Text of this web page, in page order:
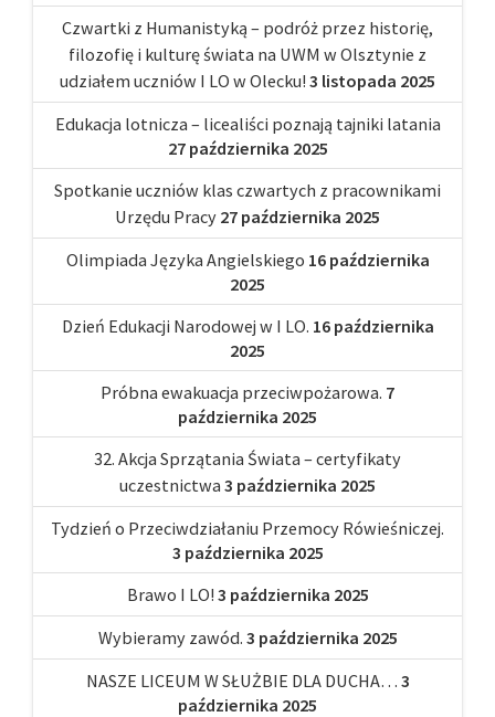
Czwartki z Humanistyką – podróż przez historię,
filozofię i kulturę świata na UWM w Olsztynie z
udziałem uczniów I LO w Olecku! 3 listopada 2025
Edukacja lotnicza – licealiści poznają tajniki latania
27 października 2025
Spotkanie uczniów klas czwartych z pracownikami
Urzędu Pracy 27 października 2025
Olimpiada Języka Angielskiego 16 października
2025
Dzień Edukacji Narodowej w I LO. 16 października
2025
Próbna ewakuacja przeciwpożarowa. 7
października 2025
32. Akcja Sprzątania Świata – certyfikaty
uczestnictwa 3 października 2025
Tydzień o Przeciwdziałaniu Przemocy Rówieśniczej.
3 października 2025
Brawo I LO! 3 października 2025
Wybieramy zawód. 3 października 2025
NASZE LICEUM W SŁUŻBIE DLA DUCHA… 3
października 2025